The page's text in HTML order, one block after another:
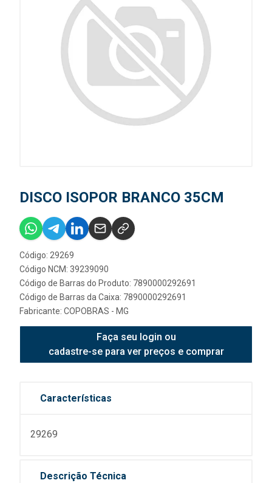
DISCO ISOPOR BRANCO 35CM
Código: 29269
Código NCM: 39239090
Código de Barras do Produto: 7890000292691
Código de Barras da Caixa: 7890000292691
Fabricante: COPOBRAS - MG
Faça seu login ou
cadastre-se para ver preços e comprar
Características
29269
Descrição Técnica